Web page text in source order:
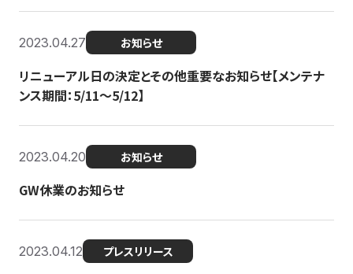
2023.04.27 お知らせ
リニューアル日の決定とその他重要なお知らせ【メンテナ
ンス期間：5/11～5/12】
2023.04.20 お知らせ
GW休業のお知らせ
2023.04.12 プレスリリース